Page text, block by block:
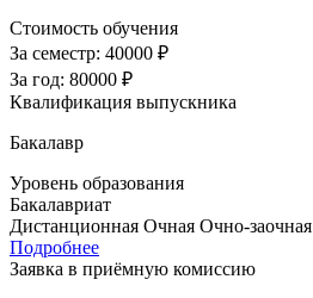
Стоимость обучения
За семестр: 40000 ₽
За год: 80000 ₽
Квалификация выпускника
Бакалавр
Уровень образования
Бакалавриат
Дистанционная Очная Очно-заочная
Подробнее
Заявка в приёмную комиссию